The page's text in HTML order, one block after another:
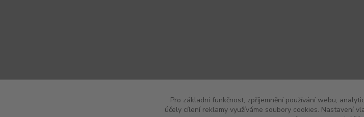
Pro základní funkčnost, zpříjemnění používání webu,
účely cílení reklamy využíváme soubory cookies. Nastavení